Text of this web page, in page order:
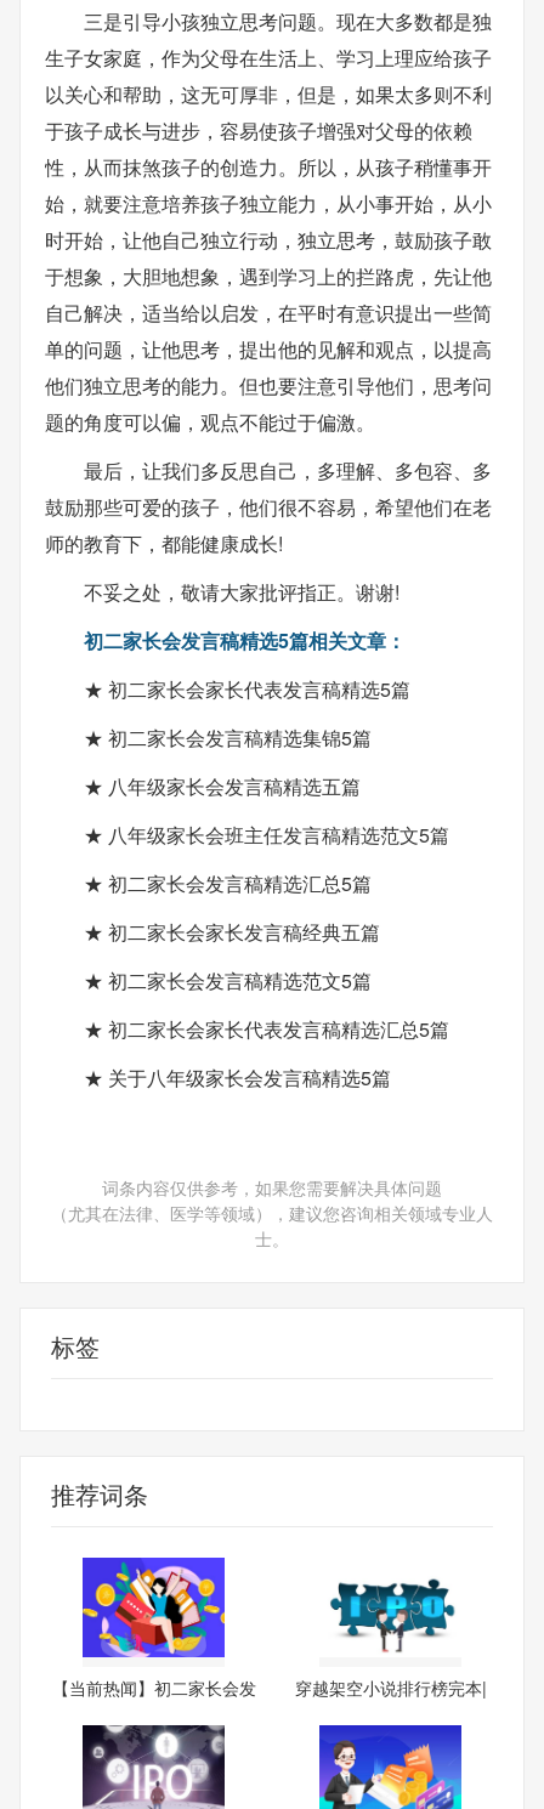
三是引导小孩独立思考问题。现在大多数都是独
生子女家庭，作为父母在生活上、学习上理应给孩子
以关心和帮助，这无可厚非，但是，如果太多则不利
于孩子成长与进步，容易使孩子增强对父母的依赖
性，从而抹煞孩子的创造力。所以，从孩子稍懂事开
始，就要注意培养孩子独立能力，从小事开始，从小
时开始，让他自己独立行动，独立思考，鼓励孩子敢
于想象，大胆地想象，遇到学习上的拦路虎，先让他
自己解决，适当给以启发，在平时有意识提出一些简
单的问题，让他思考，提出他的见解和观点，以提高
他们独立思考的能力。但也要注意引导他们，思考问
题的角度可以偏，观点不能过于偏激。
最后，让我们多反思自己，多理解、多包容、多
鼓励那些可爱的孩子，他们很不容易，希望他们在老
师的教育下，都能健康成长!
不妥之处，敬请大家批评指正。谢谢!
初二家长会发言稿精选5篇相关文章：
★ 初二家长会家长代表发言稿精选5篇
★ 初二家长会发言稿精选集锦5篇
★ 八年级家长会发言稿精选五篇
★ 八年级家长会班主任发言稿精选范文5篇
★ 初二家长会发言稿精选汇总5篇
★ 初二家长会家长发言稿经典五篇
★ 初二家长会发言稿精选范文5篇
★ 初二家长会家长代表发言稿精选汇总5篇
★ 关于八年级家长会发言稿精选5篇
词条内容仅供参考，如果您需要解决具体问题
（尤其在法律、医学等领域），建议您咨询相关领域专业人
士。
标签
推荐词条
【当前热闻】初二家长会发
穿越架空小说排行榜完本|